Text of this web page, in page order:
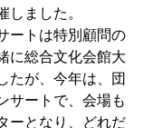
しました。
ートは特別顧問の
に総合文化会館大
たが、今年は、団
サートで、会場も
ーとなり、どれだ